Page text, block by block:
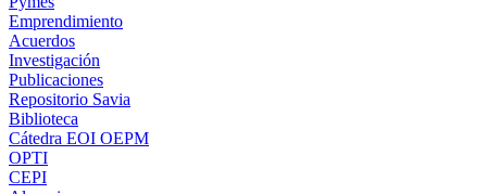
Emprendimiento
Acuerdos
Investigación
Publicaciones
Repositorio Savia
Biblioteca
Cátedra EOI OEPM
OPTI
CEPI